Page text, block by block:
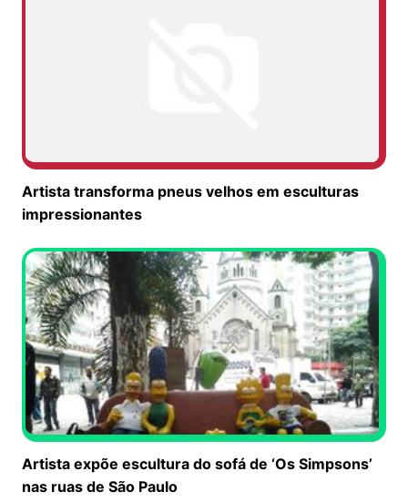
Artista transforma pneus velhos em esculturas
impressionantes
Artista expõe escultura do sofá de ‘Os Simpsons’
nas ruas de São Paulo